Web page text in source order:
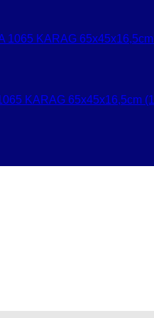
KARAG 65x45x16,5cm